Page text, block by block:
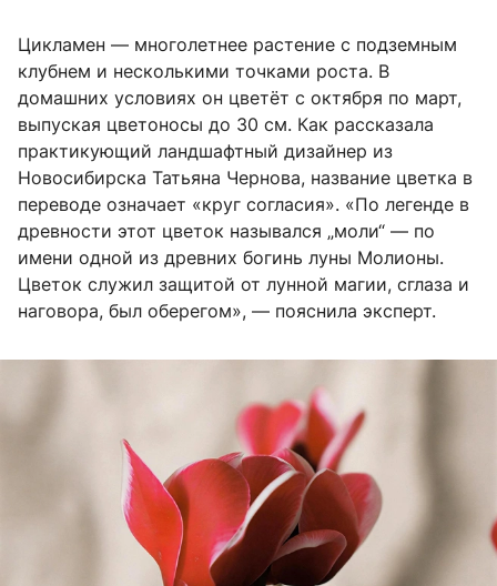
Цикламен — многолетнее растение с подземным
клубнем и несколькими точками роста. В
домашних условиях он цветёт с октября по март,
выпуская цветоносы до 30 см. Как рассказала
практикующий ландшафтный дизайнер из
Новосибирска Татьяна Чернова, название цветка в
переводе означает «круг согласия». «По легенде в
древности этот цветок назывался „моли“ — по
имени одной из древних богинь луны Молионы.
Цветок служил защитой от лунной магии, сглаза и
наговора, был оберегом», — пояснила эксперт.